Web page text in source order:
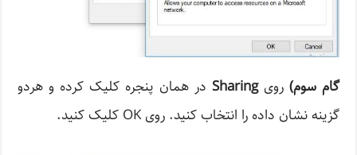
گام سوم) رویSharing در همان پنجره کلیک کرده و هردو
گزینه نشان داده را انتخاب کنید. روی OK کلیک کنید.